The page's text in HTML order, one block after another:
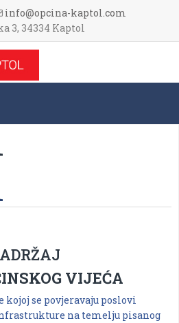
info@opcina-kaptol.com
3, 34334 Kaptol
VIJEĆA
kojoj se povjeravaju poslovi
na temelju pisanog